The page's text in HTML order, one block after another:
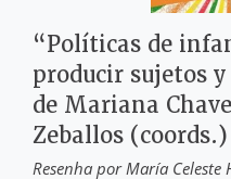
“Políticas de
producir sujetos
de Mariana
Zeballos (coords.)
Resenha por María Celeste